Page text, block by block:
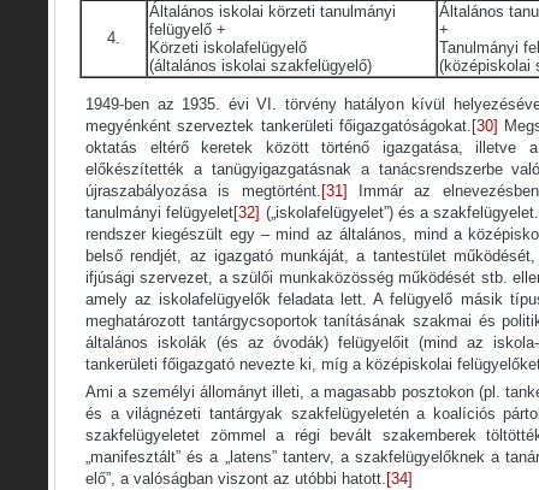
4.
Általános iskolai körzeti tanulmányi
felügyelő +
Körzeti iskolafelügyelő
(általános iskolai szakfelügyelő)
Általános
+
Tanulmányi
(középiskolai
1949-ben az 1935. évi VI. törvény hatályon kívül
megyénként szerveztek tankerületi főigazgatóságokat. [30]
oktatás eltérő keretek között történő igazgatása, illetve a
előkészítették a tanügyigazgatásnak a tanácsrendszerbe
újraszabályozása is megtörtént. [31]
Immár az
tanulmányi felügyelet[32] („iskolafelügyelet”) és a
rendszer kiegészült egy – mind az általános, mind a
belső rendjét, az igazgató munkáját, a tantestület
ifjúsági szervezet, a szülői munkaközösség működését stb.
amely az iskolafelügyelők feladata lett. A felügyelő másik
meghatározott tantárgycsoportok tanításának szakmai és
általános iskolák (és az óvodák) felügyelőit (mind az
tankerületi főigazgató nevezte ki, míg a középiskolai
Ami a személyi állományt illeti, a magasabb posztokon (pl.
és a világnézeti tantárgyak szakfelügyeletén a koalíciós
szakfelügyeletet zömmel a régi bevált szakemberek
„manifesztált” és a „latens” tanterv, a szakfelügyelőknek a
elő”, a valóságban viszont az utóbbi hatott. [34]